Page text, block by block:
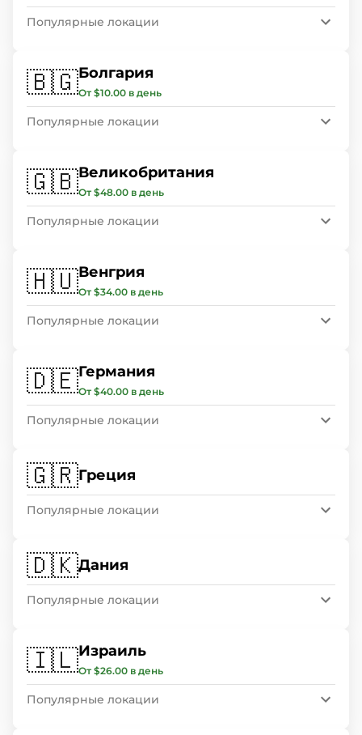
Популярные локации
🇧🇬Болгария
От $10.00 в день
Популярные локации
🇬🇧Великобритания
От $48.00 в день
Популярные локации
🇭🇺Венгрия
От $34.00 в день
Популярные локации
🇩🇪Германия
От $40.00 в день
Популярные локации
🇬🇷Греция
Популярные локации
🇩🇰Дания
Популярные локации
🇮🇱Израиль
От $26.00 в день
Популярные локации